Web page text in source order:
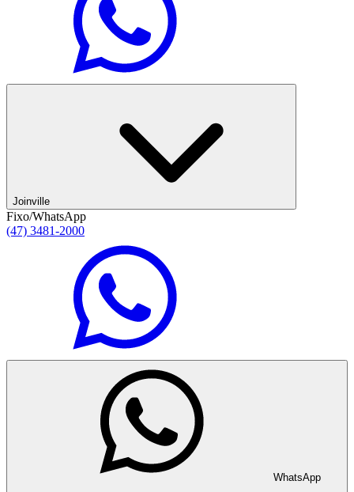
Joinville
Fixo/WhatsApp
(47) 3481-2000
WhatsApp